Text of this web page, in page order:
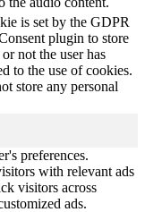
is set by the GDPR
plugin to store
not the user has
to the use of cookies.
store any personal
preferences.
with relevant ads
visitors across
ads.